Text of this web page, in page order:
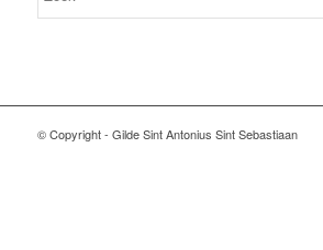
© Copyright - Gilde Sint Antonius Sint Sebastiaan